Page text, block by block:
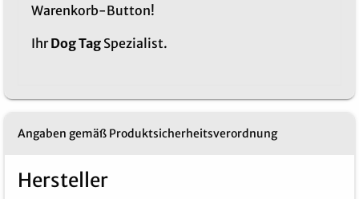
Warenkorb-Button!
IhrDog Tag Spezialist.
Angaben gemäß Produktsicherheitsverordnung
Hersteller